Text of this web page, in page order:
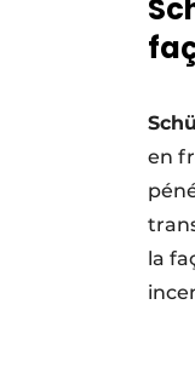
en
la